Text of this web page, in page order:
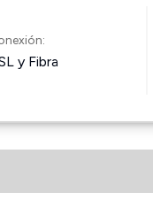
y Fibra